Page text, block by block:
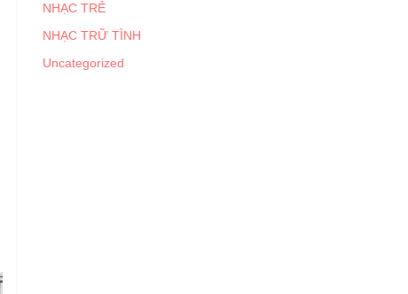
NHẠC TRẺ
NHẠC TRỮ TÌNH
Uncategorized